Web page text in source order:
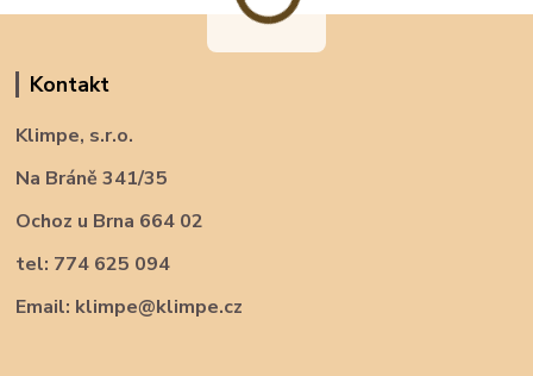
Kontakt
Klimpe, s.r.o.
Na Bráně 341/35
Ochoz u Brna 664 02
tel: 774 625 094
Email: klimpe@klimpe.cz